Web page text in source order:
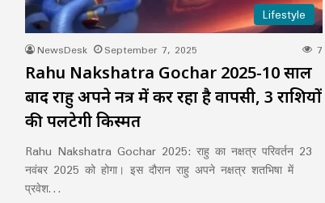
Lifestyle
NewsDesk September 7, 2025 7
Rahu Nakshatra Gochar 2025-10 साल
बाद राहु अपने नक्षत्र में कर रहा है वापसी, 3 राशियों
की पलटेगी किस्मत
Rahu Nakshatra Gochar 2025: राहु का नक्षत्र परिवर्तन 23
नवंबर 2025 को होगा। इस दौरान राहु अपने नक्षत्र शतभिषा में
प्रवेश…